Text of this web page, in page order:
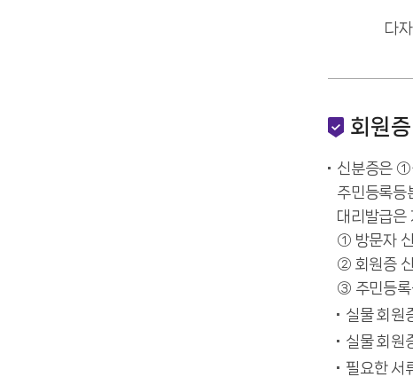
다
회원
신분증은 ①
주민등록등
대리발급은
① 방문자
② 회원증
③ 주민등록
실물 회원
실물 회원
필요한 서